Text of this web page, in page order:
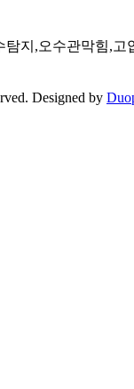
탐지,오수관막힘,고
Designed by